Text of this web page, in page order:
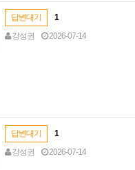
답변대기
1
강성권
2026-07-14
답변대기
1
강성권
2026-07-14